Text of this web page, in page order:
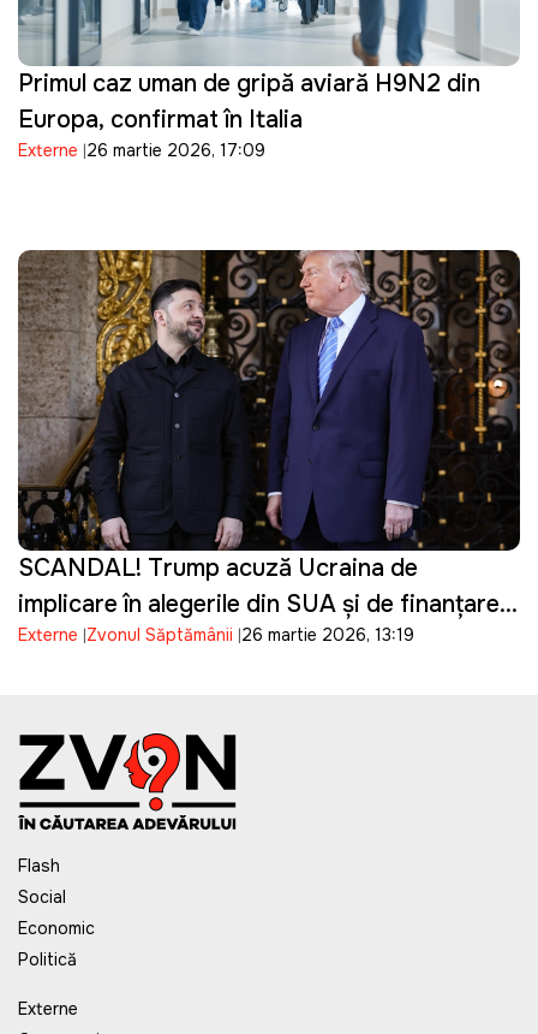
Primul caz uman de gripă aviară H9N2 din
Europa, confirmat în Italia
Externe 26 martie 2026, 17:09
SCANDAL! Trump acuză Ucraina de
implicare în alegerile din SUA și de finanțarea
campaniei lui Biden
Externe Zvonul Săptămânii 26 martie 2026, 13:19
Flash
Social
Economic
Politică
Externe